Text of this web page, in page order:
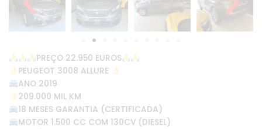
PREÇO 22.950 EUROS
PEUGEOT 3008 ALLURE
ANO 2019
209.000 MIL KM
18 MESES GARANTIA (CERTIFICADA)
MOTOR 1.500 CC COM 130CV (DIESEL)